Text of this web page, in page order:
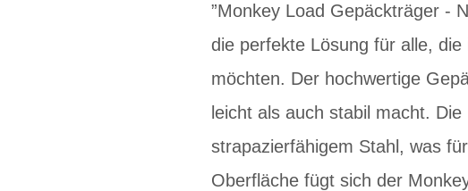
”Monkey Load Gepäckträger -
die perfekte Lösung für alle,
möchten. Der hochwertige
leicht als auch stabil macht.
strapazierfähigem Stahl, was
Oberfläche fügt sich der